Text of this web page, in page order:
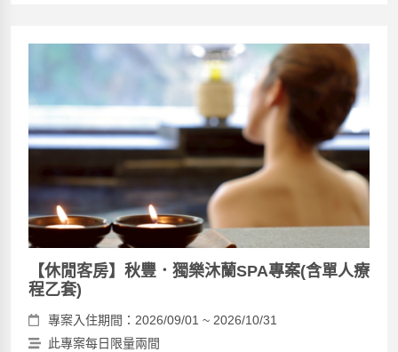
【休閒客房】秋豐．獨樂沐蘭SPA專案(含單人療
程乙套)
專案入住期間：2026/09/01 ~ 2026/10/31
此專案每日限量兩間